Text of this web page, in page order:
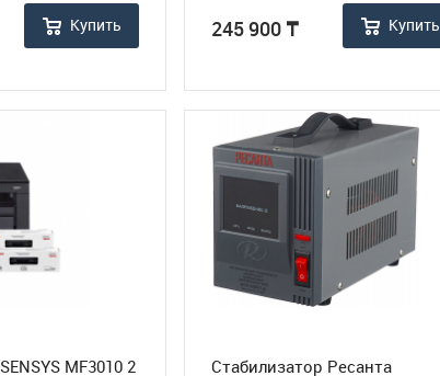
Купить 245 900 ₸ Купить
MF3010 2
Стабилизатор Ресанта